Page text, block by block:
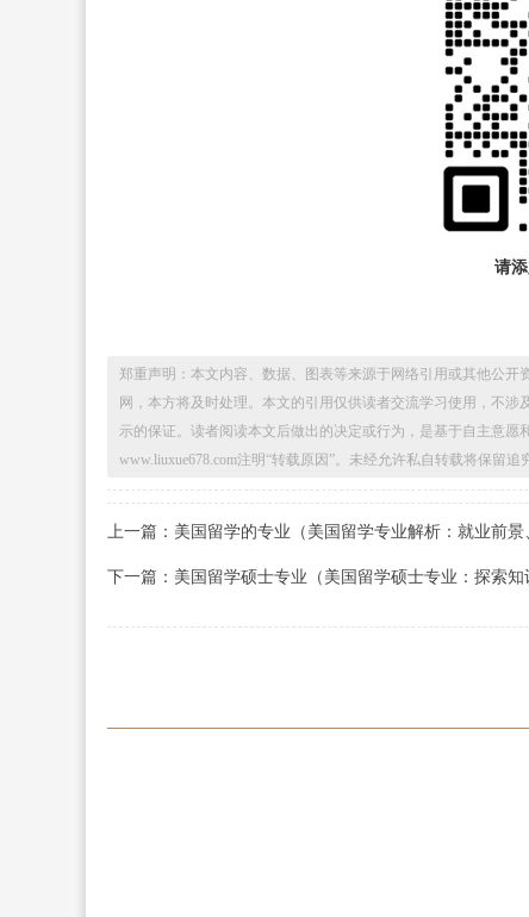
请
郑重声明：本文内容、数据、图表等来源于网络引用或其他公
网，本方将及时处理。本文的引用仅供读者交流学习使用，不
示的保证。读者阅读本文后做出的决定或行为，是基于自主意
www.liuxue678.com注明“转载原因”。未经允许私自转载将保留追
上一篇：美国留学的专业（美国留学专业解析：就业前景
下一篇：美国留学硕士专业（美国留学硕士专业：探索知